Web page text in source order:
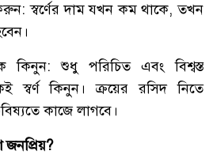
স্বর্ণের দাম যখন কম থাকে, তখন
কিনুন: শুধু পরিচিত এবং বিশ্বস্ত
স্বর্ণ কিনুন। ক্রয়ের রসিদ নিতে
কাজে লাগবে।
জনপ্রিয়?